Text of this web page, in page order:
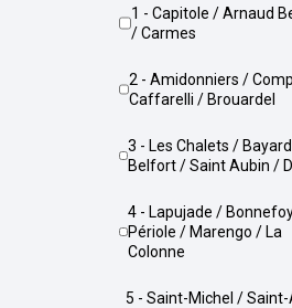
1 - Capitole / Arnaud Bernard
/ Carmes
2 - Amidonniers / Compans-
Caffarelli / Brouardel
3 - Les Chalets / Bayard /
Belfort / Saint Aubin /
4 - Lapujade / Bonnefoy /
Périole / Marengo / La
Colonne
5 - Saint-Michel / Saint-Agne /